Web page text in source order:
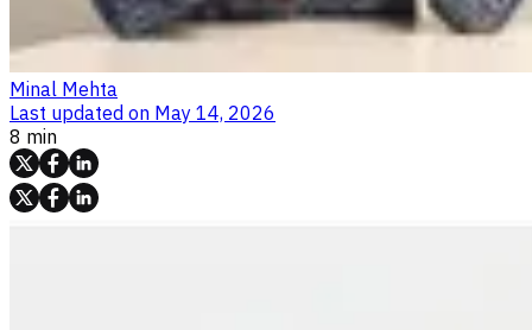
Minal Mehta
Last updated on May 14, 2026
8 min